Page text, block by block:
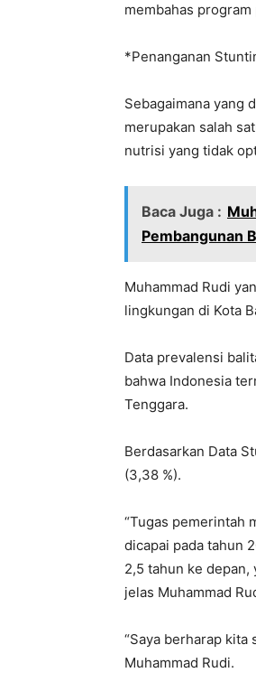
membahas
*Penanganan
Sebagaimana yang
merupakan salah
nutrisi yang tidak
Baca Juga :
Pembangunan
Muhammad Rudi
lingkungan di Kota
Data prevalensi
bahwa Indonesia
Tenggara.
Berdasarkan Data
(3,38 %).
“Tugas pemerintah
dicapai pada tahun
2,5 tahun ke depan,
jelas Muhammad
“Saya berharap kita
Muhammad Rudi.